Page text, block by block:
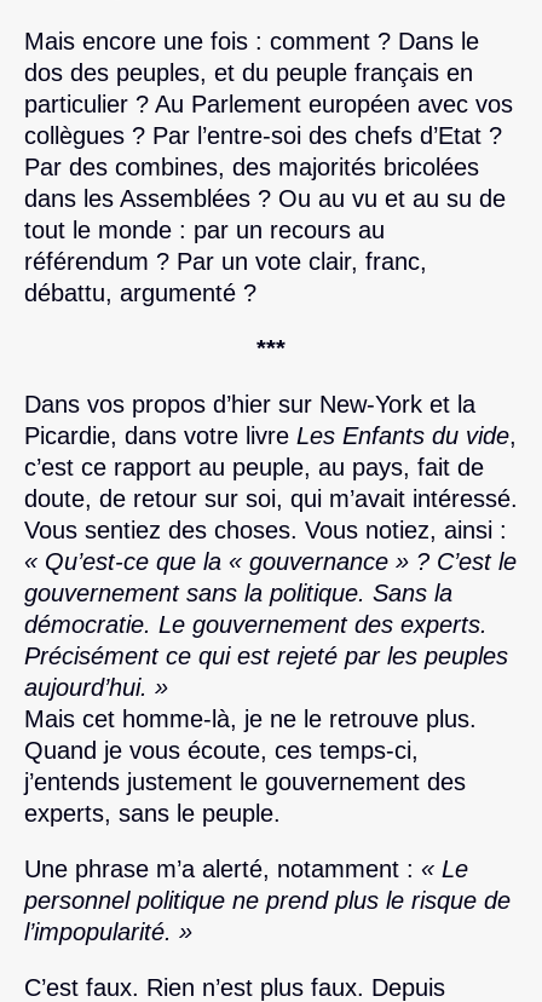
Mais encore une fois : comment ? Dans le
dos des peuples, et du peuple français en
particulier ? Au Parlement européen avec vos
collègues ? Par l’entre-soi des chefs d’Etat ?
Par des combines, des majorités bricolées
dans les Assemblées ? Ou au vu et au su de
tout le monde : par un recours au
référendum ? Par un vote clair, franc,
débattu, argumenté ?
***
Dans vos propos d’hier sur New-York et la
Picardie, dans votre livre Les Enfants du vide,
c’est ce rapport au peuple, au pays, fait de
doute, de retour sur soi, qui m’avait intéressé.
Vous sentiez des choses. Vous notiez, ainsi :
« Qu’est-ce que la « gouvernance » ? C’est le
gouvernement sans la politique. Sans la
démocratie. Le gouvernement des experts.
Précisément ce qui est rejeté par les peuples
aujourd’hui. »
Mais cet homme-là, je ne le retrouve plus.
Quand je vous écoute, ces temps-ci,
j’entends justement le gouvernement des
experts, sans le peuple.
Une phrase m’a alerté, notamment : « Le
personnel politique ne prend plus le risque de
l’impopularité. »
C’est faux. Rien n’est plus faux. Depuis